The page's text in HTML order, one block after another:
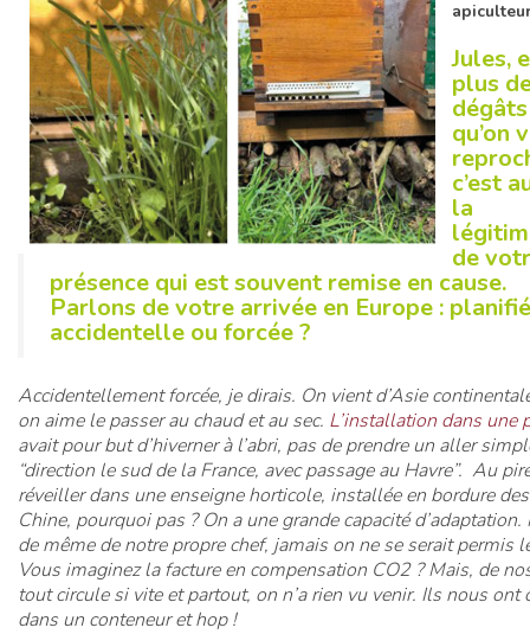
Jules,
plus
dégâts
qu’on
c’est
la
de
présence qui est souvent remise en cause.
Parlons de votre arrivée en Europe :
accidentelle ou forcée ?
Accidentellement forcée, je dirais. On vient d’Asie
on aime le passer au chaud et au sec. L’installation dans une
avait pour but d’hiverner à l’abri, pas de prendre un aller
“direction le sud de la France, avec passage au Havre”. Au
réveiller dans une enseigne horticole, installée en bordure
Chine, pourquoi pas ? On a une grande capacité
de même de notre propre chef, jamais on ne se serait permis
Vous imaginez la facture en compensation CO2 ? Mais, de
tout circule si vite et partout, on n’a rien vu venir. Ils nous ont
dans un conteneur et hop !